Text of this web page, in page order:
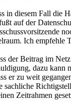
in die­sem Fall die
auf der
Ich emp­feh­le
der Bei­trag im
dazu kann
er zu weit
sach­li­che
Zeit­rah­men